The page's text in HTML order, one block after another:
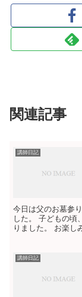
関連記事
講師日記
今日は父のお墓参
した。 子どもの頃
りました。 お楽し
講師日記